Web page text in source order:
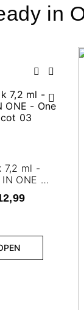
in
Vorige
7,2 ml -
IN ONE -